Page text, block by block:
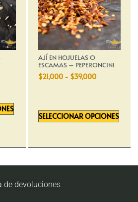
AJÍ EN HOJUELAS O
ESCAMAS – PEPERONCINI
$21,000 - $39,000
SELECCIONAR OPCIONES
de devoluciones